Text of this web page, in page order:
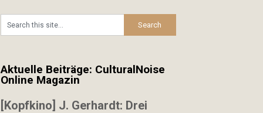
Aktuelle Beiträge: CulturalNoise
Online Magazin
[Kopfkino] J. Gerhardt: Drei